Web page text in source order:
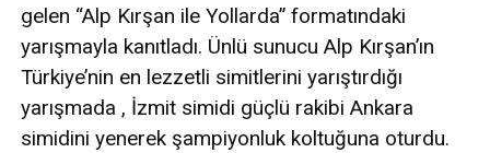
gelen “Alp Kırşan ile Yollarda” formatındaki
yarışmayla kanıtladı. Ünlü sunucu Alp Kırşan’ın
Türkiye’nin en lezzetli simitlerini yarıştırdığı
yarışmada , İzmit simidi güçlü rakibi Ankara
simidini yenerek şampiyonluk koltuğuna oturdu.